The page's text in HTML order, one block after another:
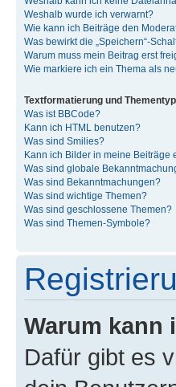
Weshalb wurde ich verwarnt?
Wie kann ich Beiträge den
Was bewirkt die „Speichern“-
Warum muss mein Beitrag erst
Wie markiere ich ein Thema als
Textformatierung und
Was ist BBCode?
Kann ich HTML benutzen?
Was sind Smilies?
Kann ich Bilder in meine Beiträge
Was sind globale
Was sind Bekanntmachungen?
Was sind wichtige Themen?
Was sind geschlossene Themen?
Was sind Themen-Symbole?
Warum kann
Dafür gibt es